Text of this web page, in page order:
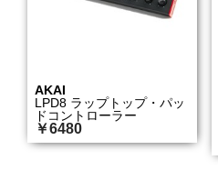
AKAI
LPD8 ラップトップ・パッ
ドコントローラー
￥6480